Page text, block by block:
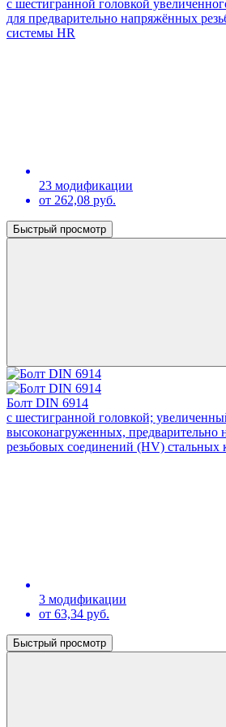
с шестигранной головкой
для предварительно напряжённых
системы HR
23 модификации
от 262,08 руб.
Быстрый просмотр
Болт DIN 6914
с шестигранной головкой;
высоконагруженных, предварительно
резьбовых соединений (HV) стальных
3 модификации
от 63,34 руб.
Быстрый просмотр